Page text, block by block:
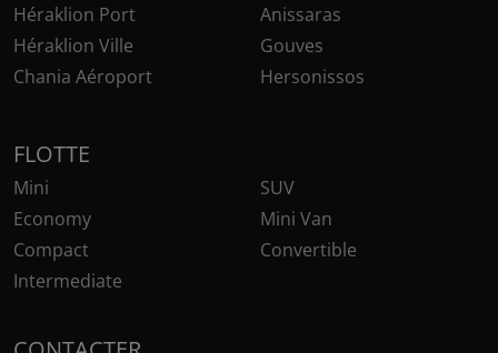
Héraklion Port
Héraklion Ville
Chania Aéroport
Anissaras
Gouves
Hersonissos
FLOTTE
Mini
Economy
Compact
Intermediate
SUV
Mini Van
Convertible